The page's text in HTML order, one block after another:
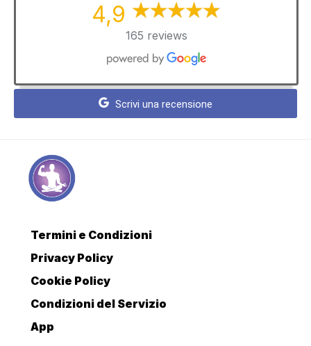
4,9
165 reviews
Scrivi una recensione
Termini e Condizioni
Privacy Policy
Cookie Policy
Condizioni del Servizio
App